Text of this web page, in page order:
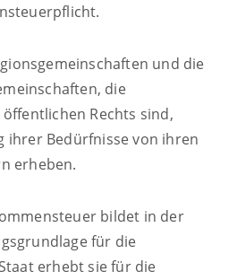
und die
die
Rechts sind,
ihrer Bedürfnisse von ihren
erheben.
bildet in der
für die
erhebt sie für die